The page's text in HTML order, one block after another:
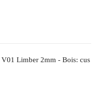
Limber 2mm - Bois: cus